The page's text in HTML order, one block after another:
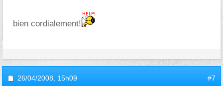
bien cordialement!
26/04/2008, 15h09 #7